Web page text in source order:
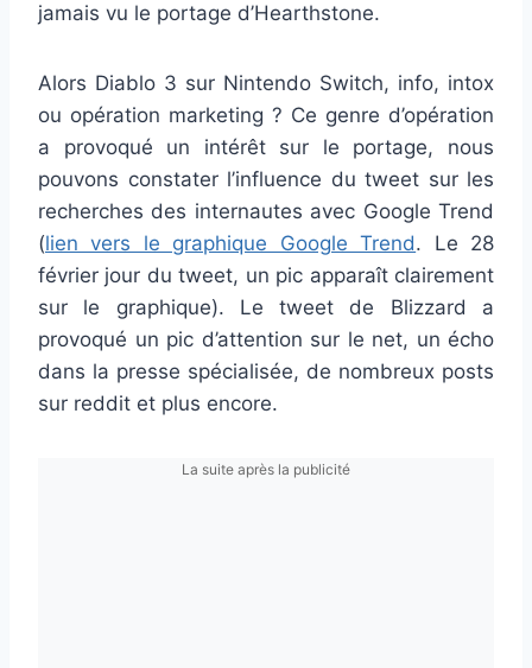
jamais vu le portage d’Hearthstone.
Alors Diablo 3 sur Nintendo Switch, info, intox
ou opération marketing ? Ce genre d’opération
a provoqué un intérêt sur le portage, nous
pouvons constater l’influence du tweet sur les
recherches des internautes avec Google Trend
(lien vers le graphique Google Trend. Le 28
février jour du tweet, un pic apparaît clairement
sur le graphique). Le tweet de Blizzard a
provoqué un pic d’attention sur le net, un écho
dans la presse spécialisée, de nombreux posts
sur reddit et plus encore.
La suite après la publicité